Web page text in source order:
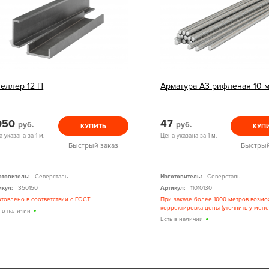
12 П
руб.
указана за 1 м.
КУПИТЬ
Быстрый заказ
Северсталь
350150
в соответствии с ГОСТ
в наличии
Арматура А3 рифленая 10
47 руб.
Цена указана за 1 м.
Изготовитель:
Северсталь
Артикул:
11010130
При заказе более 1000 метров
корректировка цены (уточнить у
Есть в наличии